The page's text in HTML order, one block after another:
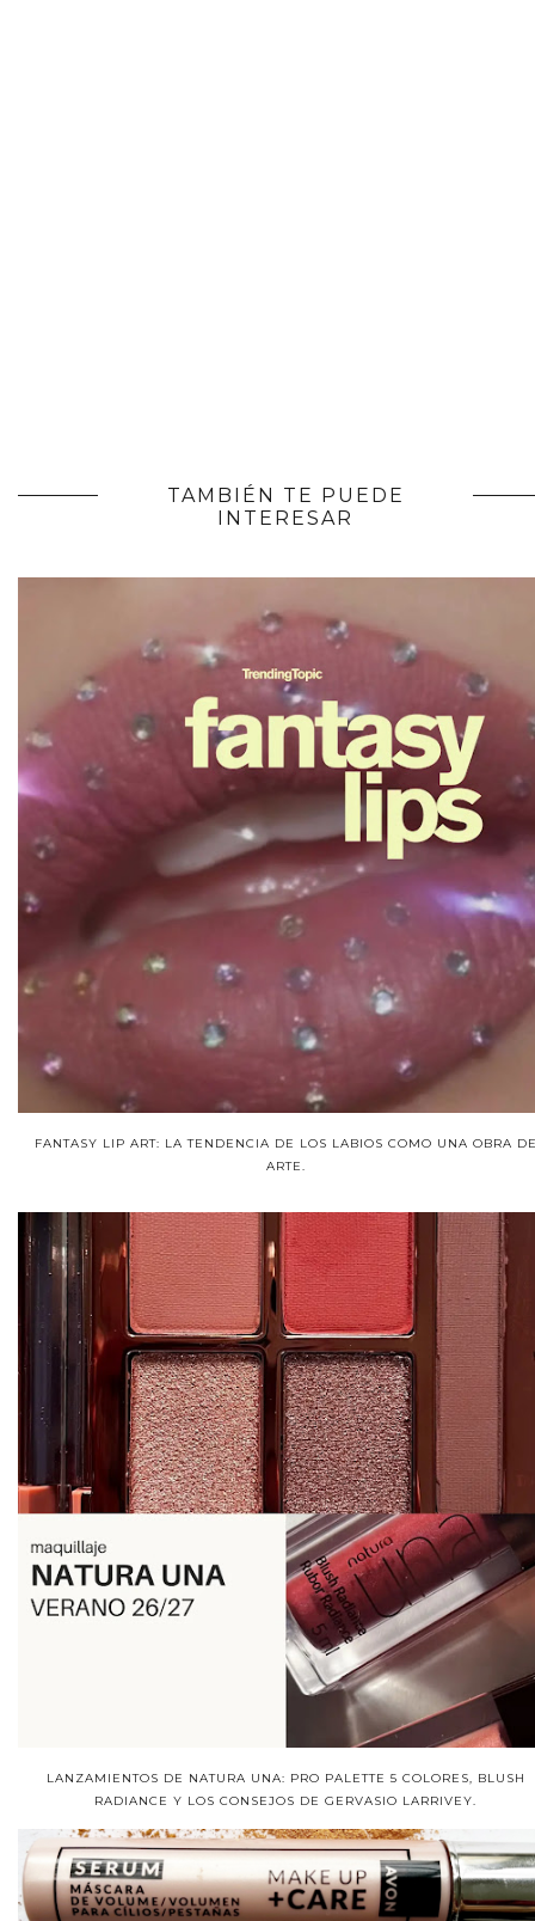
TAMBIÉN TE PUEDE
INTERESAR
FANTASY LIP ART: LA TENDENCIA DE LOS LABIOS COMO UNA OBRA
ARTE.
LANZAMIENTOS DE NATURA UNA: PRO PALETTE 5 COLORES, BLUSH
RADIANCE Y LOS CONSEJOS DE GERVASIO LARRIVEY.